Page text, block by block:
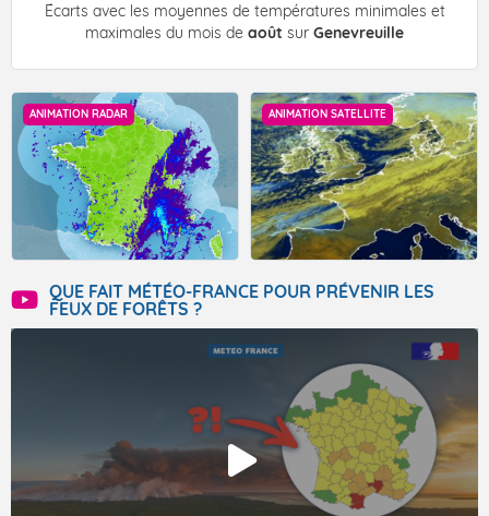
Écarts avec les moyennes de températures minimales et
maximales du mois de août sur Genevreuille
ANIMATION RADAR ANIMATION SATELLITE
QUE FAIT MÉTÉO-FRANCE POUR PRÉVENIR LES
FEUX DE FORÊTS ?